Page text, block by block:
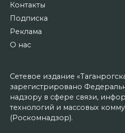
Контакты
Подписка
Реклама
О нас
Сетевое издание
зарегистрировано
надзору в сфере связи,
технологий и массовых
(Роскомнадзор).